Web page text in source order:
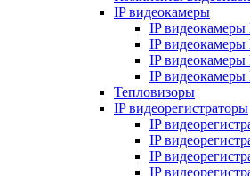
IP видеокамеры
IP видеокамеры
IP
IP
IP
Тепловизоры
IP видеорегистраторы
IP
IP
IP
IP